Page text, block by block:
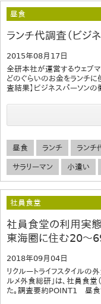
昼食
ランチ代調査（ビジ
2015年08月17日
全研本社が運営するウェブマ
どのぐらいのお金をランチに
査結果】ビジネスパーソン
昼食 ランチ ランチ
サラリーマン 小遣い
社員食堂
社員食堂の利用実態
東海圏に住む20～
2018年09月04日
リクルートライフスタイルの
ルメ外食総研」は、社員食堂
た。調査要約POINT1 昼食